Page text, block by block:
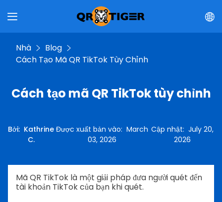
Nhà
Blog
Cách Tạo Mã QR TikTok Tùy Chỉnh
Cách tạo mã QR TikTok tùy chỉnh
Bởi: Kathrine
C.
Được xuất bản vào:March
03, 2026
Cập nhật: July 20,
2026
Mã QR TikTok là một giải pháp đưa người quét đến
tài khoản TikTok của bạn khi quét.